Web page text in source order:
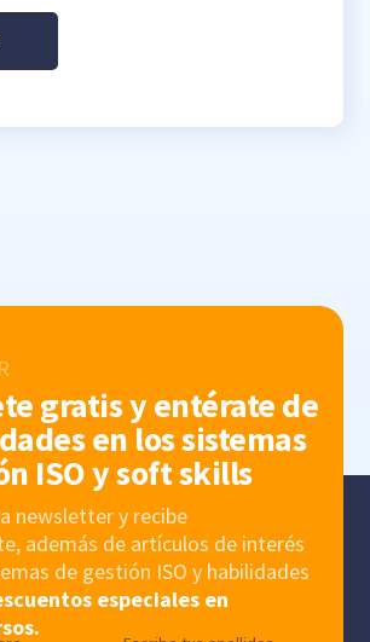
gratis y entérate de
en los sistemas
ISO y soft skills
newsletter y recibe
además de artículos de interés
de gestión ISO y habilidades
especiales en